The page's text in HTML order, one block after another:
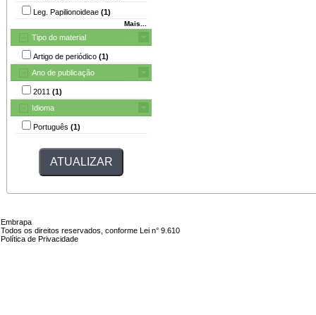
Leg. Papilionoideae (1)
Mais...
Tipo do material
Artigo de periódico (1)
Ano de publicação
2011 (1)
Idioma
Português (1)
Embrapa
Todos os direitos reservados, conforme Lei n° 9.610
Política de Privacidade